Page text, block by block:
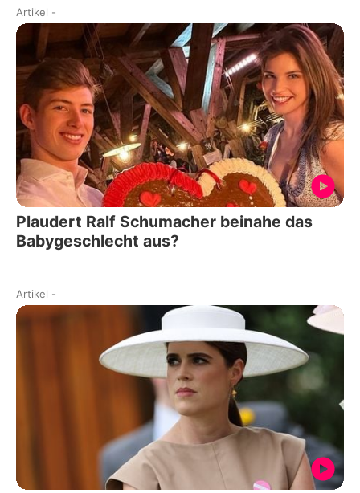
Artikel -
Plaudert Ralf Schumacher beinahe das
Babygeschlecht aus?
Artikel -